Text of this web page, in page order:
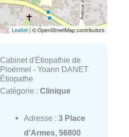
Leaflet| © OpenStreetMap contributors
Cabinet d'Étiopathie de
Ploërmel - Yoann DANET
Étiopathe
Catégorie : Clinique
Adresse : 3 Place
d'Armes, 56800